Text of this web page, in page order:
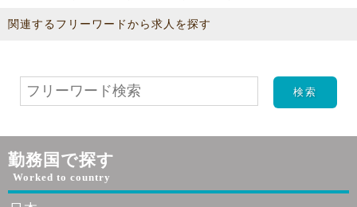
関連するフリーワードから求人を探す
勤務国で探す
Worked to country